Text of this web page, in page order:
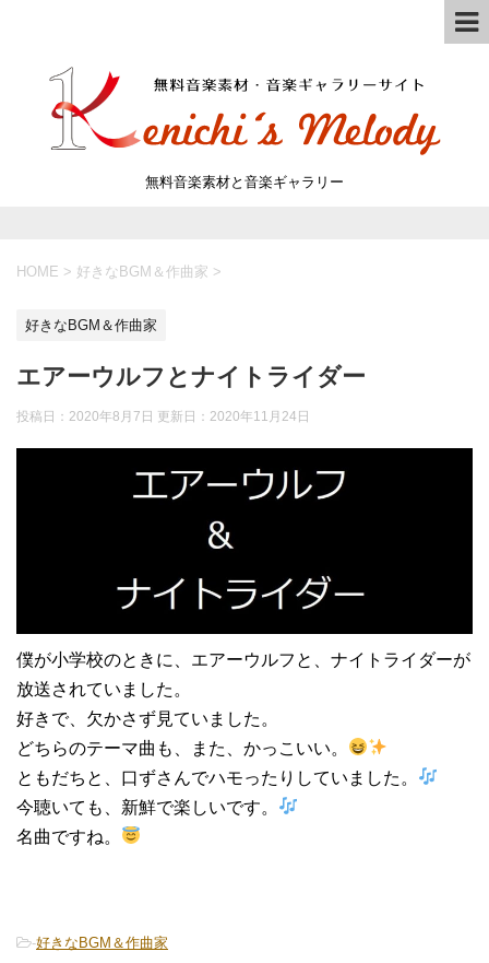
無料音楽素材と音楽ギャラリー
HOME > 好きなBGM＆作曲家 >
好きなBGM＆作曲家
エアーウルフとナイトライダー
投稿日：2020年8月7日 更新日： 2020年11月24日
僕が小学校のときに、エアーウルフと、ナイトライダーが
放送されていました。
好きで、欠かさず見ていました。
どちらのテーマ曲も、また、かっこいい。
ともだちと、口ずさんでハモったりしていました。
今聴いても、新鮮で楽しいです。
名曲ですね。
-好きなBGM＆作曲家